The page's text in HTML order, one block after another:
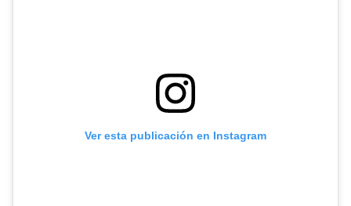
Ver esta publicación en Instagram